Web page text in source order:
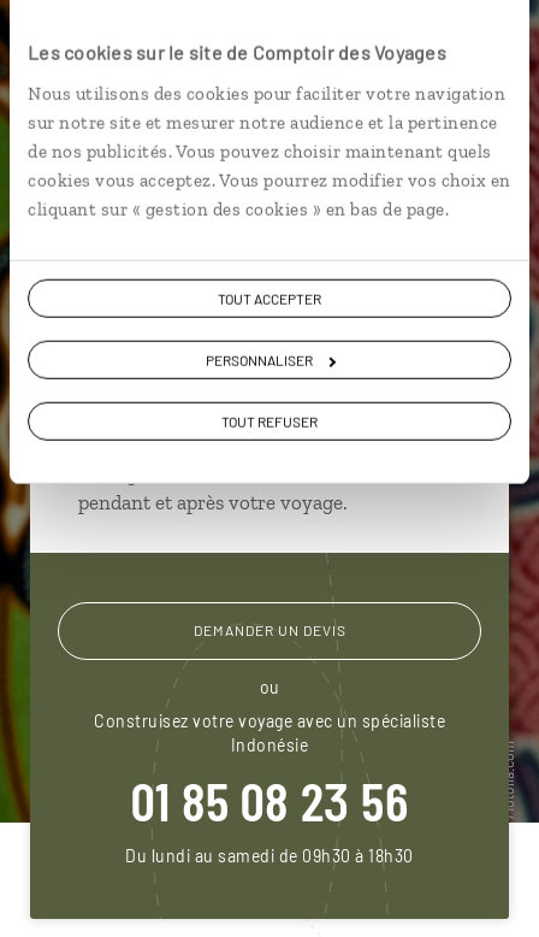
Les cookies sur le site de Comptoir des Voyages
Nous utilisons des cookies pour faciliter votre navigation
sur notre site et mesurer notre audience et la pertinence
de nos publicités. Vous pouvez choisir maintenant quels
cookies vous acceptez. Vous pourrez modifier vos choix en
cliquant sur « gestion des cookies » en bas de page.
TOUT ACCEPTER
PERSONNALISER
TOUT REFUSER
Aurélie,
spécialiste Indonésie
Lire son interview
Suivez vos envies et demandez conseils à nos
Ils sauront organiser votre itinéraire au plus
Échangez en face à face ou depuis nos studios
connectés en agence, mais aussi par email ou
pendant et après votre voyage.
DEMANDER UN DEVIS
ou
Construisez votre voyage avec un spécialiste
Indonésie
01 85 08 23 56
Du lundi au samedi de 09h30 à 18h30